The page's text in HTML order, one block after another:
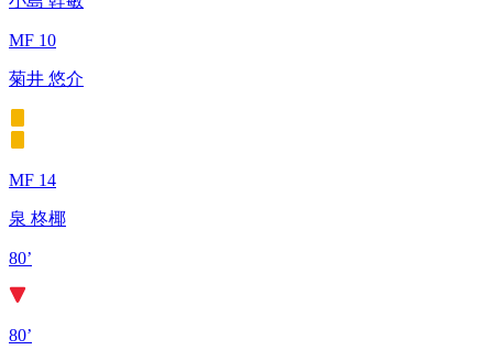
MF 10
菊井 悠介
MF 14
泉 柊椰
80’
80’